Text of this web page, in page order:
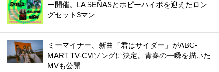
ー開催。LA SEÑASとホピーハイボを迎えたロン
グセット3マン
ミーマイナー、新曲「君はサイダー」がABC-
MART TV-CMソングに決定。青春の一瞬を描いた
MVも公開